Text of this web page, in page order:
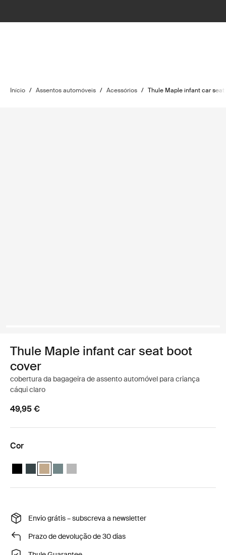
Início / Assentos automóveis / Acessórios / Thule Maple infant car
Thule Maple infant car seat boot
cover
cobertura da bagageira de assento automóvel para criança
cáqui claro
49,95 €
Cor
Thule Maple infant car seat boot cover Preto
Thule Maple infant car seat boot cover Azul mais escuro
Thule Maple infant car seat boot cover Cáqui claro
Thule Maple infant car seat boot cover Azul médio
Thule Maple infant car seat boot cover Cinzento
Envio grátis – subscreva a newsletter
Prazo de devolução de 30 dias